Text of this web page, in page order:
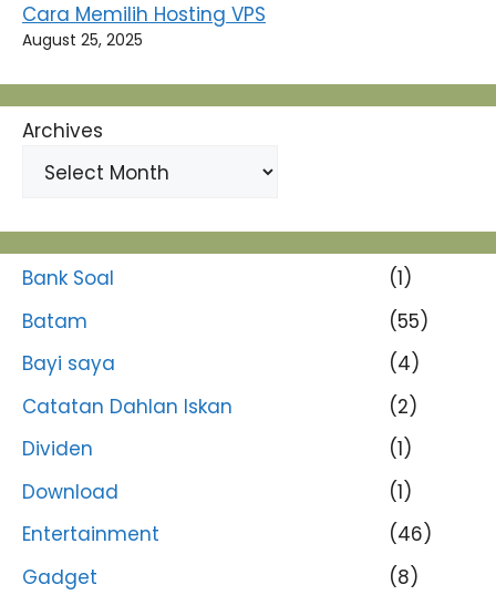
Cara Memilih Hosting VPS
August 25, 2025
Archives
Bank Soal
(1)
Batam
(55)
Bayi saya
(4)
Catatan Dahlan Iskan
(2)
Dividen
(1)
Download
(1)
Entertainment
(46)
Gadget
(8)